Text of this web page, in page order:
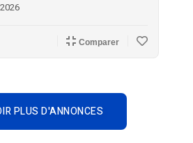
Comparer
PLUS D'ANNONCES